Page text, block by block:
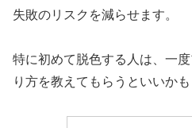
失敗のリスクを減らせます。
特に初めて脱色する人は、一
り方を教えてもらうといいかも